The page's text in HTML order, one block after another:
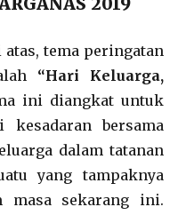
atas, tema peringatan
“Hari Keluarga,
ini diangkat untuk
kesadaran bersama
dalam tatanan
yang tampaknya
masa sekarang ini.